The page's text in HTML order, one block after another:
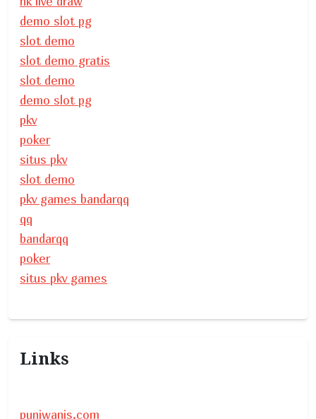
demo slot pg
slot demo
slot demo gratis
slot demo
demo slot pg
pkv
poker
situs pkv
slot demo
pkv games bandarqq
qq
bandarqq
poker
situs pkv games
Links
punjwanis.com